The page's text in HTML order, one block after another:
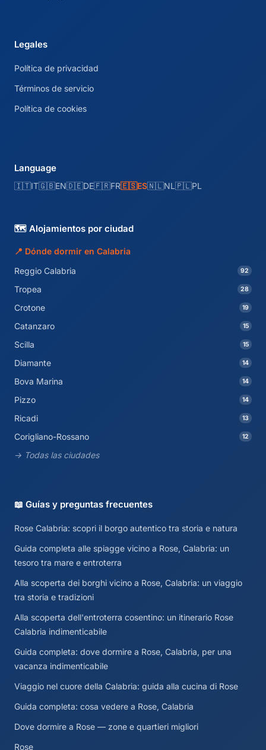
Legales
Política de privacidad
Términos de servicio
Política de cookies
Language
🇮🇹IT🇬🇧EN🇩🇪DE🇫🇷FR🇪🇸ES🇳🇱NL🇵🇱PL
🗺️ Alojamientos por ciudad
📍 Dónde dormir en Calabria
Reggio Calabria
92
Tropea 28
Crotone 19
Catanzaro 15
Scilla 15
Diamante 14
Bova Marina 14
Pizzo 14
Ricadi 13
Corigliano-Rossano 12
→ Todas las ciudades
📖 Guías y preguntas frecuentes
Rose Calabria: scopri il borgo autentico tra storia e natura
Guida completa alle spiagge vicino a Rose, Calabria: un
tesoro tra mare e entroterra
Alla scoperta dei borghi vicino a Rose, Calabria: un viaggio
tra storia e tradizioni
Alla scoperta dell'entroterra cosentino: un itinerario Rose
Calabria indimenticabile
Guida completa: dove dormire a Rose, Calabria, per una
vacanza indimenticabile
Viaggio nel cuore della Calabria: guida alla cucina di Rose
Guida completa: cosa vedere a Rose, Calabria
Dove dormire a Rose — zone e quartieri migliori
Rose